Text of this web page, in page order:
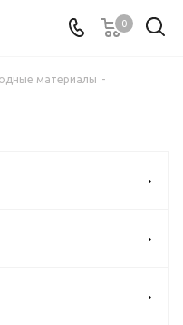
0
материалы -